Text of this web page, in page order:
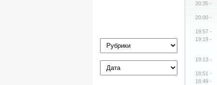
20:35 -
20:00 -
19:57 -
19:19 -
19:13 -
18:51 -
18:49 -